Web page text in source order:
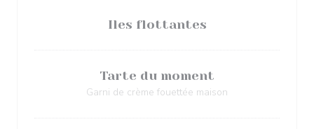
Iles flottantes
Tarte du moment
Garni de crème fouettée maison